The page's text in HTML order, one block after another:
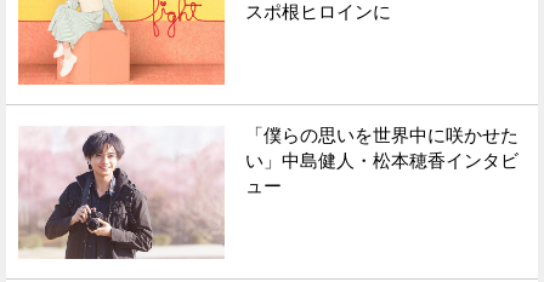
スポ根ヒロインに
「僕らの思いを世界中に咲かせた
い」中島健人・松本穂香インタビ
ュー